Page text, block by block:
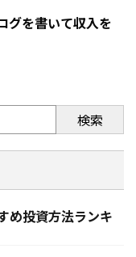
グを書いて収入を
検索
め投資方法ランキ